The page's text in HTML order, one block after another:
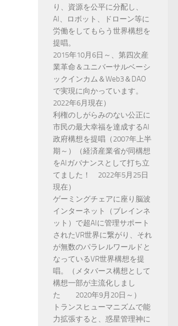
り、資源を公平に分配し、
AI、ロボット、ドローン等に
労働をしてもらう世界構想を
提唱。
2015年10月6日～、第四次産
業革命＆ユニバーサルベーシ
ックインカム＆Web3＆DAO
で実現に向かっています。
2022年6月現在）
利権のしがらみのない公正に
市民の最大幸福を達成するAI
政府構想を提唱（2007年上半
期～）（経済産業省が同構想
をAIガバナンスとして打ち立
てました！ 2022年5月25日
現在）
ゲーミングチェアに座り脳波
インターネット（ブレインネ
ット）で超AIに管理サポート
されたVR世界に繋がり、それ
が無数のパラレルワールドと
なっているVR世界構想を提
唱。（メタバース構想として
構想一部が主流化しまし
た 2020年9月20日～）
トランスヒューマニズムで能
力拡張すると、惑星管理神に